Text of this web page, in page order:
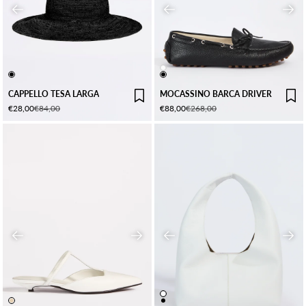
Precedente
CAPPELLO TESA LARGA
Prezzo scontato
€28,00Prezzo
€84,00
Precedente
BIANCO
MOCASSINO BARCA DRIVER
Prezzo scontato
€88,00Prezzo
€268,00
Precedente SuccessivoPrecedente
BIANCO